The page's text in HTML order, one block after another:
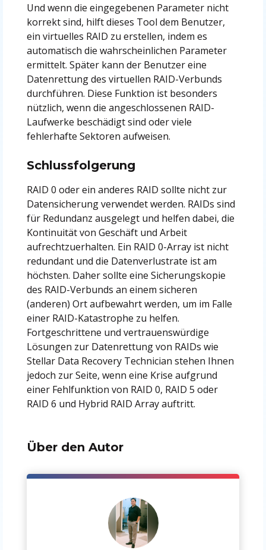
Und wenn die eingegebenen Parameter nicht
korrekt sind, hilft dieses Tool dem Benutzer,
ein virtuelles RAID zu erstellen, indem es
automatisch die wahrscheinlichen Parameter
ermittelt. Später kann der Benutzer eine
Datenrettung des virtuellen RAID-Verbunds
durchführen. Diese Funktion ist besonders
nützlich, wenn die angeschlossenen RAID-
Laufwerke beschädigt sind oder viele
fehlerhafte Sektoren aufweisen.
Schlussfolgerung
RAID 0 oder ein anderes RAID sollte nicht zur
Datensicherung verwendet werden. RAIDs sind
für Redundanz ausgelegt und helfen dabei, die
Kontinuität von Geschäft und Arbeit
aufrechtzuerhalten. Ein RAID 0-Array ist nicht
redundant und die Datenverlustrate ist am
höchsten. Daher sollte eine Sicherungskopie
des RAID-Verbunds an einem sicheren
(anderen) Ort aufbewahrt werden, um im Falle
einer RAID-Katastrophe zu helfen.
Fortgeschrittene und vertrauenswürdige
Lösungen zur Datenrettung von RAIDs wie
Stellar Data Recovery Technician stehen Ihnen
jedoch zur Seite, wenn eine Krise aufgrund
einer Fehlfunktion von RAID 0, RAID 5 oder
RAID 6 und Hybrid RAID Array auftritt.
Über den Autor